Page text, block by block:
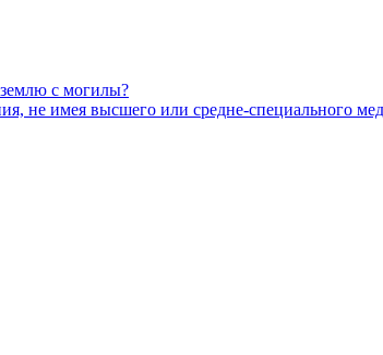
с могилы?
не имея высшего или средне-специального